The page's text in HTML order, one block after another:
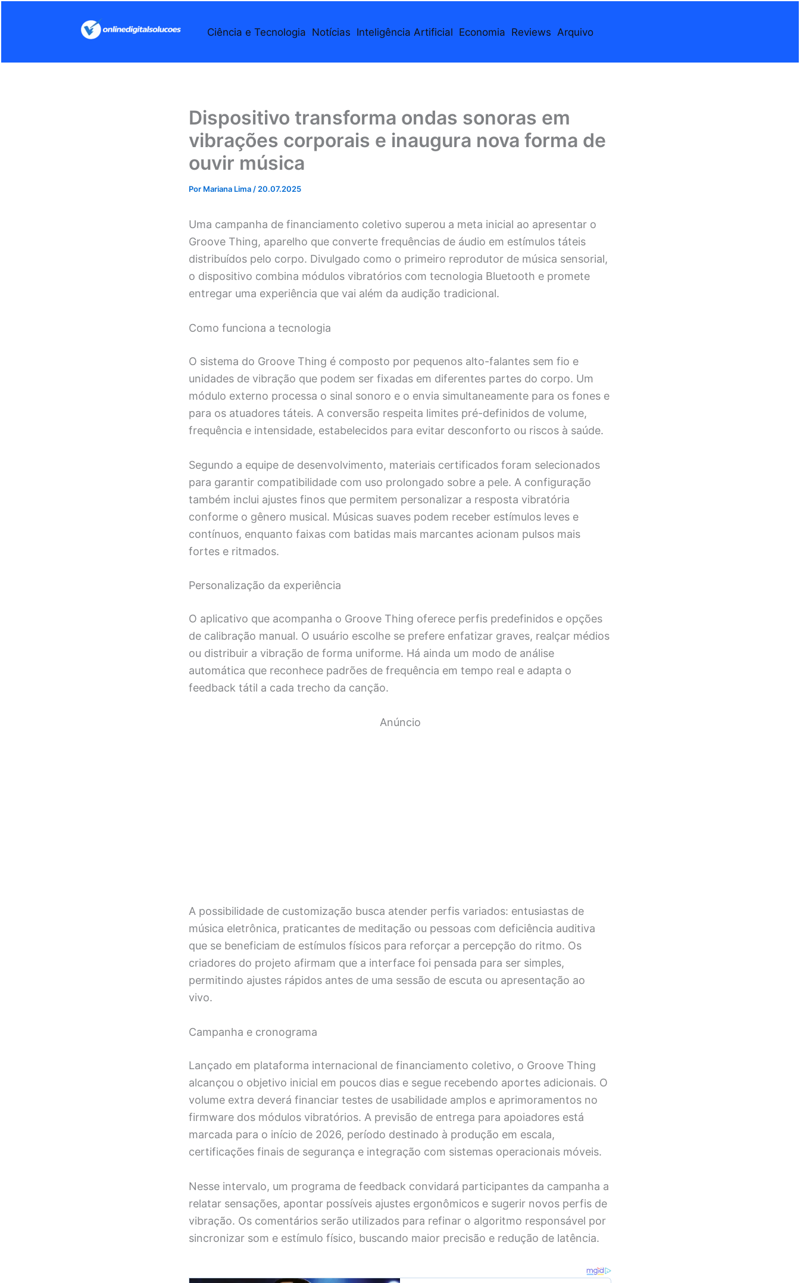
conteúdo
Ciência e Tecnologia Notícias Inteligência Artificial Economia Reviews Arquivo
Dispositivo transforma ondas sonoras em
vibrações corporais e inaugura nova forma de
ouvir música
Por Mariana Lima / 20.07.2025
Uma campanha de financiamento coletivo superou a meta inicial ao apresentar o
Groove Thing, aparelho que converte frequências de áudio em estímulos táteis
distribuídos pelo corpo. Divulgado como o primeiro reprodutor de música sensorial,
o dispositivo combina módulos vibratórios com tecnologia Bluetooth e promete
entregar uma experiência que vai além da audição tradicional.
Como funciona a tecnologia
O sistema do Groove Thing é composto por pequenos alto-falantes sem fio e
unidades de vibração que podem ser fixadas em diferentes partes do corpo. Um
módulo externo processa o sinal sonoro e o envia simultaneamente para os fones e
para os atuadores táteis. A conversão respeita limites pré-definidos de volume,
frequência e intensidade, estabelecidos para evitar desconforto ou riscos à saúde.
Segundo a equipe de desenvolvimento, materiais certificados foram selecionados
para garantir compatibilidade com uso prolongado sobre a pele. A configuração
também inclui ajustes finos que permitem personalizar a resposta vibratória
conforme o gênero musical. Músicas suaves podem receber estímulos leves e
contínuos, enquanto faixas com batidas mais marcantes acionam pulsos mais
fortes e ritmados.
Personalização da experiência
O aplicativo que acompanha o Groove Thing oferece perfis predefinidos e opções
de calibração manual. O usuário escolhe se prefere enfatizar graves, realçar médios
ou distribuir a vibração de forma uniforme. Há ainda um modo de análise
automática que reconhece padrões de frequência em tempo real e adapta o
feedback tátil a cada trecho da canção.
Anúncio
A possibilidade de customização busca atender perfis variados: entusiastas de
música eletrônica, praticantes de meditação ou pessoas com deficiência auditiva
que se beneficiam de estímulos físicos para reforçar a percepção do ritmo. Os
criadores do projeto afirmam que a interface foi pensada para ser simples,
permitindo ajustes rápidos antes de uma sessão de escuta ou apresentação ao
vivo.
Campanha e cronograma
Lançado em plataforma internacional de financiamento coletivo, o Groove Thing
alcançou o objetivo inicial em poucos dias e segue recebendo aportes adicionais. O
volume extra deverá financiar testes de usabilidade amplos e aprimoramentos no
firmware dos módulos vibratórios. A previsão de entrega para apoiadores está
marcada para o início de 2026, período destinado à produção em escala,
certificações finais de segurança e integração com sistemas operacionais móveis.
Nesse intervalo, um programa de feedback convidará participantes da campanha a
relatar sensações, apontar possíveis ajustes ergonômicos e sugerir novos perfis de
vibração. Os comentários serão utilizados para refinar o algoritmo responsável por
sincronizar som e estímulo físico, buscando maior precisão e redução de latência.